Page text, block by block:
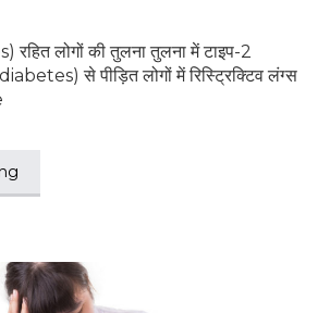
रहित लोगों की तुलना तुलना में टाइप-2
से पीड़ित लोगों में रिस्ट्रिक्टिव लंग्स